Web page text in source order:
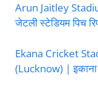
Arun Jaitley
जेटली स्टेडियम पिच
Ekana Cricket
(Lucknow) |